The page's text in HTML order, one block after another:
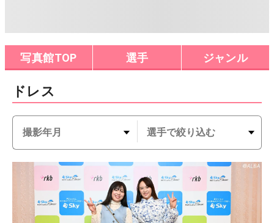
写真館TOP 選手 ジャンル
ドレス